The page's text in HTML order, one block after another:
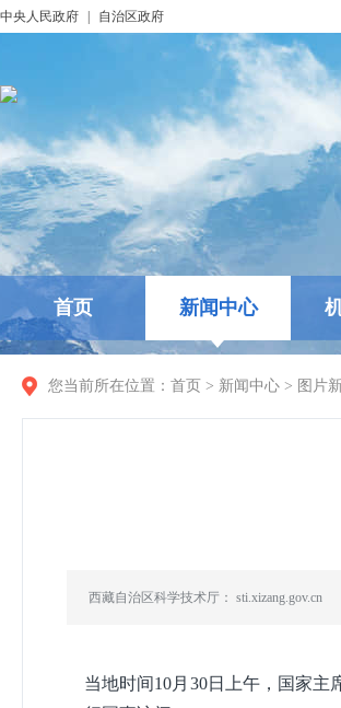
中央人民政府 自治区政府
首页 新闻中心
您当前所在位置： 首页 > 新闻中心 > 图片
西藏自治区科学技术厅： sti.xizang.gov.cn
当地时间10月30日上午，国家